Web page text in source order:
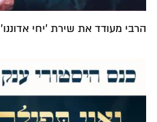
הרבי מעודד את שירת 'יחי אדוננו'